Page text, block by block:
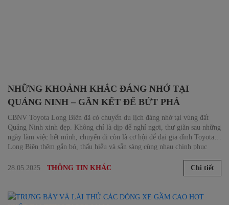
NHỮNG KHOẢNH KHẮC ĐÁNG NHỚ TẠI
QUẢNG NINH – GẮN KẾT ĐỂ BỨT PHÁ
CBNV Toyota Long Biên đã có chuyến du lịch đáng nhớ tại vùng đất
Quảng Ninh xinh đẹp. Không chỉ là dịp để nghỉ ngơi, thư giãn sau những
ngày làm việc hết mình, chuyến đi còn là cơ hội để đại gia đình Toyota
Long Biên thêm gắn bó, thấu hiểu và sẵn sàng cùng nhau chinh phục
28.05.2025
THÔNG TIN KHÁC Chi tiết